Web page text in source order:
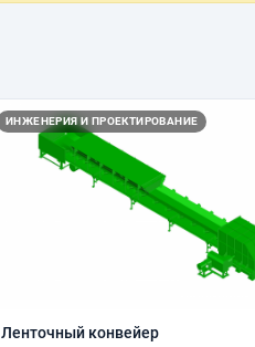
ИНЖЕНЕРИЯ И ПРОЕКТИРОВАНИЕ
Ленточный конвейер